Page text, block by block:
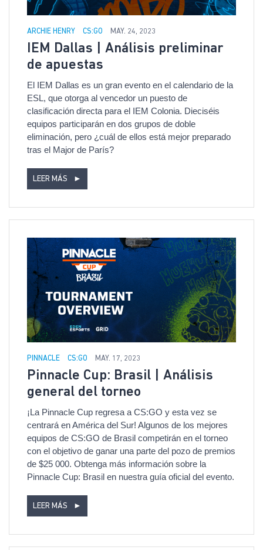
ARCHIE HENRY CS:GO MAY. 24, 2023
IEM Dallas | Análisis preliminar
de apuestas
El IEM Dallas es un gran evento en el calendario de la
ESL, que otorga al vencedor un puesto de
clasificación directa para el IEM Colonia. Dieciséis
equipos participarán en dos grupos de doble
eliminación, pero ¿cuál de ellos está mejor preparado
tras el Major de París?
LEER MÁS ►
PINNACLE CS:GO MAY. 17, 2023
Pinnacle Cup: Brasil | Análisis
general del torneo
¡La Pinnacle Cup regresa a CS:GO y esta vez se
centrará en América del Sur! Algunos de los mejores
equipos de CS:GO de Brasil competirán en el torneo
con el objetivo de ganar una parte del pozo de premios
de $25 000. Obtenga más información sobre la
Pinnacle Cup: Brasil en nuestra guía oficial del evento.
LEER MÁS ►